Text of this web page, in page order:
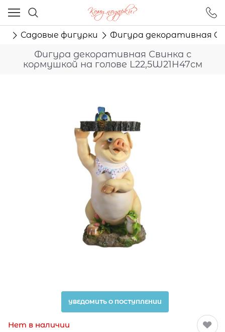
Садовые фигурки Фигура декоративная
Фигура декоративная Свинка с
кормушкой на голове L22,5W21H47см
УВЕДОМИТЬ О ПОСТУПЛЕНИИ
Нет в наличии
Ваш город - Москва,
угадали?
ДА НЕТ